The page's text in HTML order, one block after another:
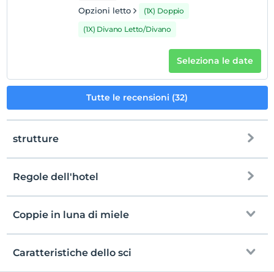
Ogni camera è gratuita per un massimo di 2 bambini di
Opzioni letto
(1X) Doppio
(1X) Divano Letto/Divano
Seleziona le date
Tutte le recensioni (32)
strutture
Gratuito Wi-Fi
Regole dell'hotel
registrare
En erken saat 14:00 ve sonrası
Guardare
Coppie in luna di miele
Accappatoi e ciabattine speciali
Caratteristiche dello sci